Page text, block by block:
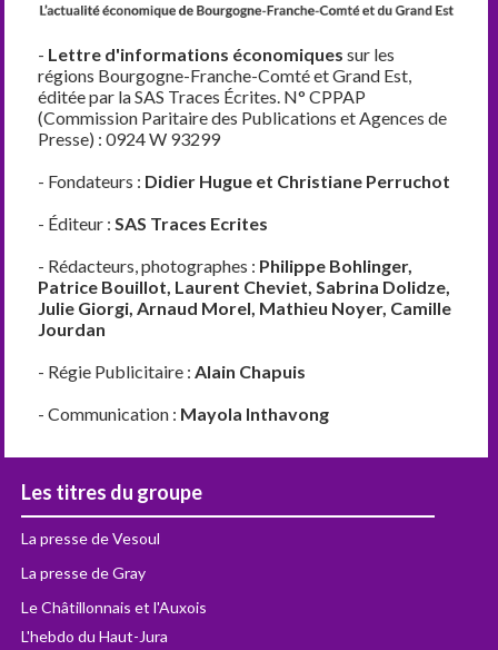
- Lettre d'informations économiques sur les
régions Bourgogne-Franche-Comté et Grand Est,
éditée par la SAS Traces Écrites. N° CPPAP
(Commission Paritaire des Publications et Agences de
Presse) : 0924 W 93299
- Fondateurs : Didier Hugue et Christiane Perruchot
- Éditeur :SAS Traces Ecrites
- Rédacteurs, photographes : Philippe Bohlinger,
Patrice Bouillot, Laurent Cheviet, Sabrina Dolidze,
Julie Giorgi, Arnaud Morel, Mathieu Noyer, Camille
Jourdan
- Régie Publicitaire :Alain Chapuis
- Communication : Mayola Inthavong
Les titres du groupe
La presse de Vesoul
La presse de Gray
Le Châtillonnais et l'Auxois
L'hebdo du Haut-Jura